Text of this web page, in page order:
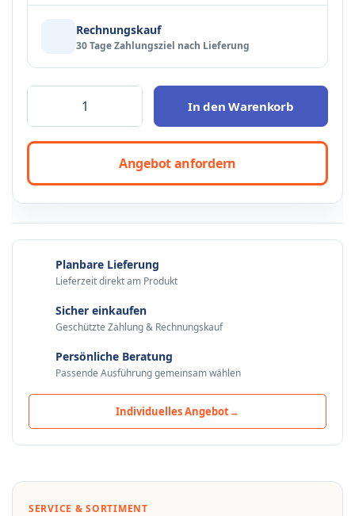
Rechnungskauf
30 Tage Zahlungsziel nach Lieferung
In den Warenkorb
Angebot anfordern
Planbare Lieferung
Lieferzeit direkt am Produkt
Sicher einkaufen
Geschützte Zahlung & Rechnungskauf
Persönliche Beratung
Passende Ausführung gemeinsam wählen
Individuelles Angebot→
SERVICE & SORTIMENT